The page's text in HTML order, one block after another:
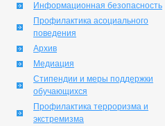
Информационная безопасность
Профилактика асоциального
поведения
Архив
Медиация
Стипендии и меры поддержки
обучающихся
Профилактика терроризма и
экстремизма